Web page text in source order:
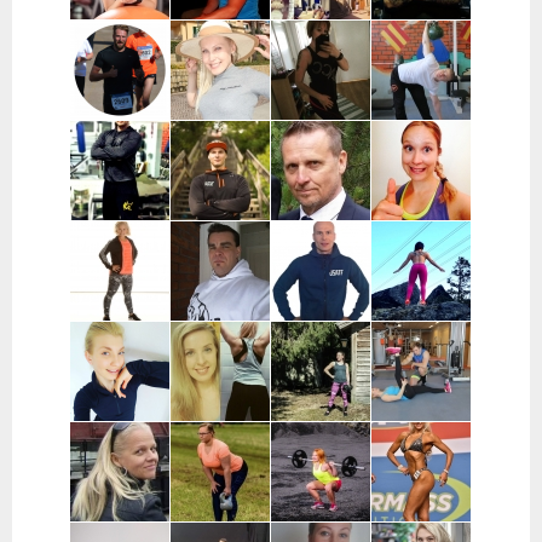
Pohjanmaa
Sara Uimonen |
Pääkaupunkiseutu
Miranda Tirri |
Koko Suomi ja
ulkomaat,
verkkovalmennus
Mikael Mentu
| Helsinki
Miikka
Heikkinen |
Itä-Suomi
Wille
Wahlberg |
Helsinki
Katja Varjo |
Raisio
Marja-Liisa
Ylipahkala |
Oulu,
Kempele,
Haukipudas
Mikael
Pihlajamaa |
Turun alue
Joni
Haapaniitty |
Tampere
Mikke Mänty-
Sorvari |
Tampere
Ilkka Marttila
| Syöte
Ida Huttunen
| Koko Suomi
Satu
Mononen |
Lieto, Loimaa,
Ypäjä,
Jokioinen
Mika Turunen
| Uusimaa
Hasse
Fagerström |
Pirkanmaa
Sofia
Kauraoja |
Satakunta
Jane Suvanto |
Pääkaupunkiseutu,
Mikkeli
Leea
Vinnikainen |
Turku
Katja
Mäkynen |
verkko
valmennus,
Hämeenkyrö,
Ylöjärvi,
Pauli
Reinikainen |
Riihimäki